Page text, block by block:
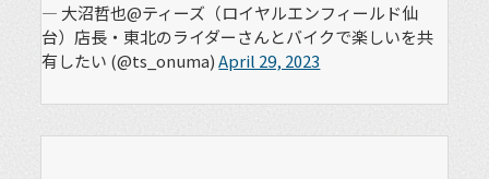
— 大沼哲也@ティーズ（ロイヤルエンフィールド仙
台）店長・東北のライダーさんとバイクで楽しいを共
有したい (@ts_onuma)April 29, 2023